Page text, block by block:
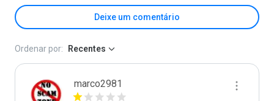
Deixe um comentário
Ordenar por: Recentes
marco2981